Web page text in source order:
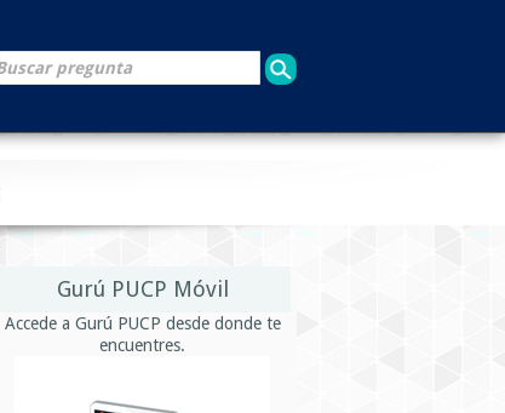
Gurú PUCP Móvil
Accede a Gurú PUCP desde donde te
encuentres.